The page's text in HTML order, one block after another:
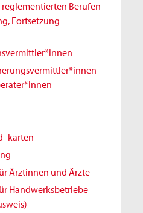
Berufen
Fortsetzung
-karten
Ärztinnen und Ärzte
Handwerksbetriebe